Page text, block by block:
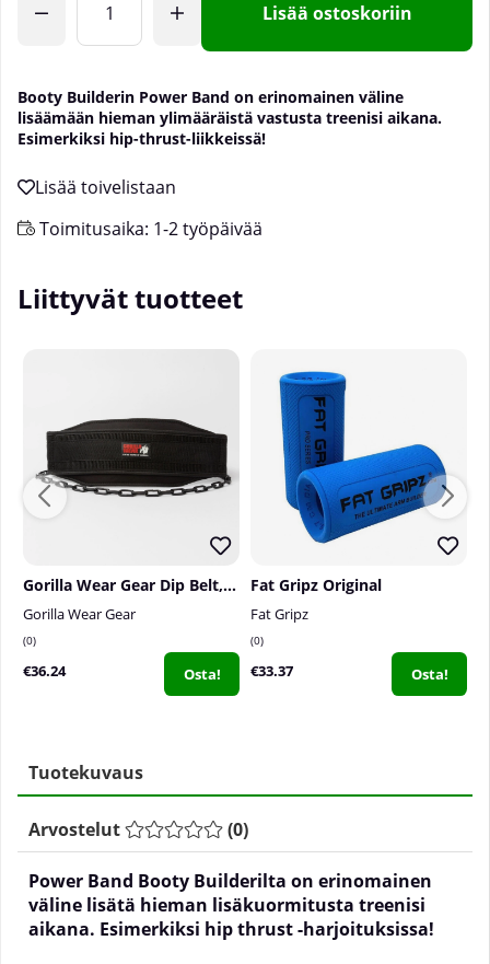
Lisää ostoskoriin
Booty Builderin Power Band on erinomainen väline
lisäämään hieman ylimääräistä vastusta treenisi aikana.
Esimerkiksi hip-thrust-liikkeissä!
Toimitusaika: 1-2 työpäivää
Liittyvät tuotteet
Gorilla Wear Gear Dip Belt, black
Gorilla Wear Gear
0
€36.24 Osta!
Fat Gripz Original
Fat Gripz
0
€33.37 Osta!
Tuotekuvaus
Arvostelut (0)
Power Band Booty Builderilta on erinomainen
väline lisätä hieman lisäkuormitusta treenisi
aikana. Esimerkiksi hip thrust -harjoituksissa!